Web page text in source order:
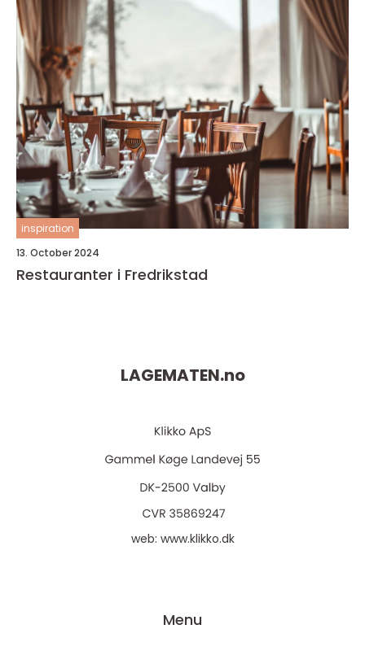
inspiration
13. October 2024
Restauranter i Fredrikstad
LAGEMATEN.no
web: www.klikko.dk
Menu